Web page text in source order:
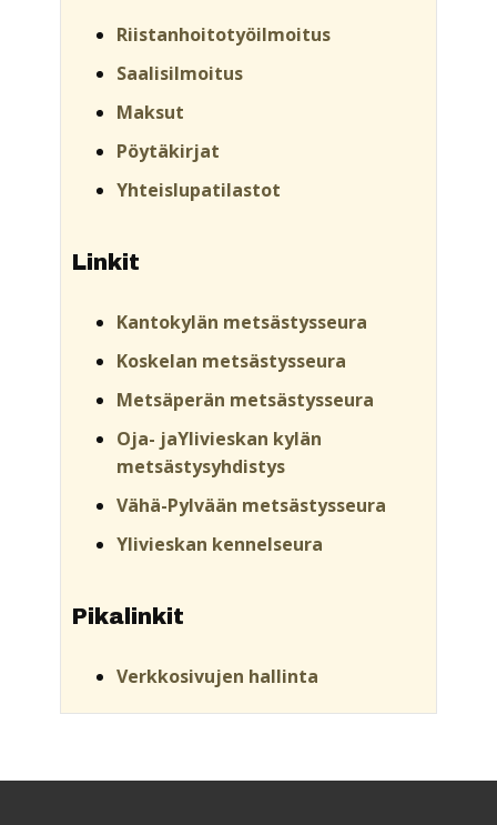
Riistanhoitotyöilmoitus
Saalisilmoitus
Maksut
Pöytäkirjat
Yhteislupatilastot
Linkit
Kantokylän metsästysseura
Koskelan metsästysseura
Metsäperän metsästysseura
Oja- jaYlivieskan kylän
metsästysyhdistys
Vähä-Pylvään metsästysseura
Ylivieskan kennelseura
Pikalinkit
Verkkosivujen hallinta